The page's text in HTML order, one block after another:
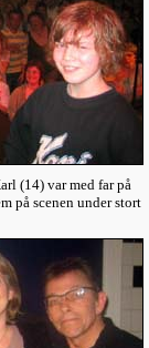
(14) var med far på
på scenen under stort